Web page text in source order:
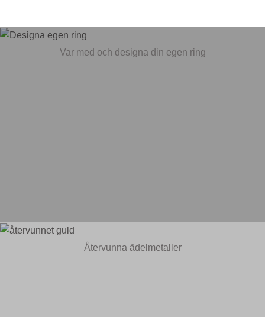
Var med och designa din egen ring
Återvunna ädelmetaller